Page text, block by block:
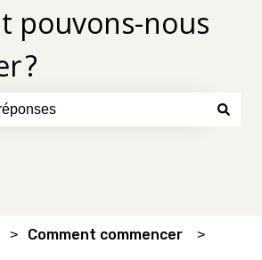
pouvons-nous
?
Comment commencer